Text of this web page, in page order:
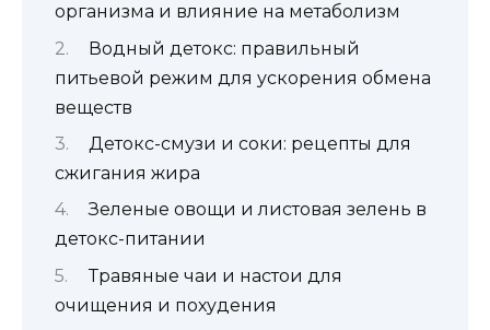
организма и влияние на метаболизм
Водный детокс: правильный
питьевой режим для ускорения обмена
веществ
Детокс-смузи и соки: рецепты для
сжигания жира
Зеленые овощи и листовая зелень в
детокс-питании
Травяные чаи и настои для
очищения и похудения